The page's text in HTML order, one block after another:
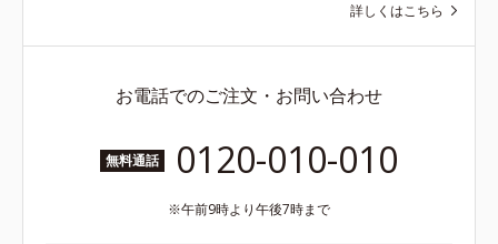
詳しくはこちら
お電話でのご注文・お問い合わせ
無料通話 0120-010-010
午前9時より午後7時まで